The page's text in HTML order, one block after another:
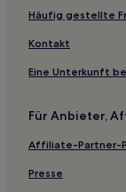
Familien in
Günstige in
Familien in
Hotels mit
Hotels mit
Häufig gestellte
Kontakt
Eine Unterkunft
Für Anbieter,
Affiliate-Partner-
Presse